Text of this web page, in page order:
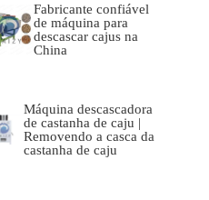
Fabricante confiável
de máquina para
descascar cajus na
China
Máquina descascadora
de castanha de caju |
Removendo a casca da
castanha de caju